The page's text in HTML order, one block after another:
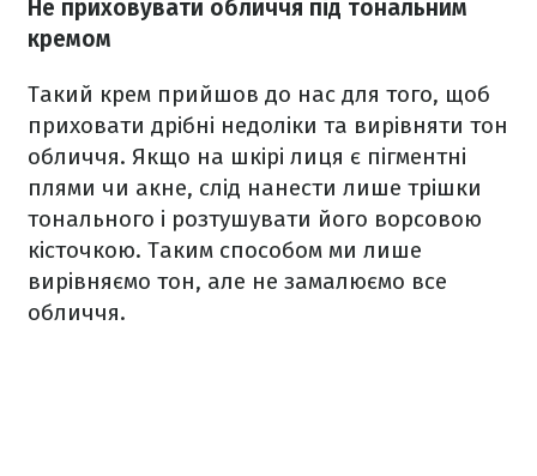
Не приховувати обличчя під тональним
кремом
Такий крем прийшов до нас для того, щоб
приховати дрібні недоліки та вирівняти тон
обличчя. Якщо на шкірі лиця є пігментні
плями чи акне, слід нанести лише трішки
тонального і розтушувати його ворсовою
кісточкою. Таким способом ми лише
вирівняємо тон, але не замалюємо все
обличчя.